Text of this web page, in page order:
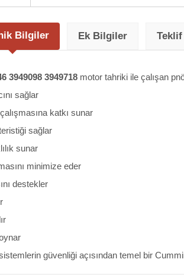
Bilgiler Ek Bilgiler
3949098 3949718 motor tahriki ile çalışan
sağlar
katkı sunar
sağlar
sunar
minimize eder
destekler
güvenliği açısından temel bir